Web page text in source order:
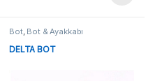
Bot, Bot & Ayakkabı
DELTA BOT